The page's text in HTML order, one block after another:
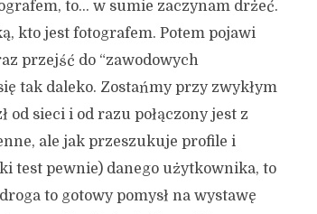
to… w sumie zaczynam drżeć.
kto jest fotografem. Potem pojawi
przejść do “zawodowych
tak daleko. Zostańmy przy zwykłym
od sieci i od razu połączony jest z
ale jak przeszukuje profile i
test pewnie) danego użytkownika, to
to gotowy pomysł na wystawę